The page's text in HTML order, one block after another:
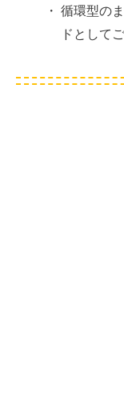
・ 循環型の
ドとして